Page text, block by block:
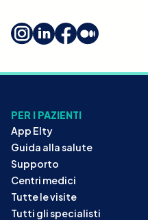
PER I PAZIENTI
App Elty
Guida alla salute
Supporto
Centri medici
Tutte le visite
Tutti gli specialisti